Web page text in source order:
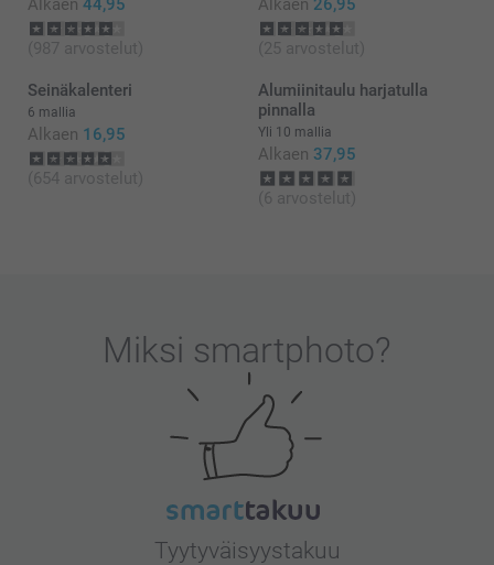
(987 arvostelut) (25 arvostelut)
Seinäkalenteri
6 mallia
Alkaen 16,95
(654 arvostelut)
Alumiinitaulu harjatulla
pinnalla
Yli 10 mallia
Alkaen 37,95
(6 arvostelut)
Miksi smartphoto?
Tyytyväisyystakuu